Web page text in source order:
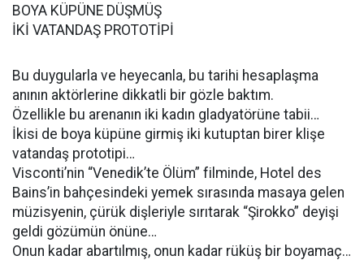
BOYA KÜPÜNE DÜŞMÜŞ
İKİ VATANDAŞ PROTOTİPİ
Bu duygularla ve heyecanla, bu tarihi hesaplaşma
anının aktörlerine dikkatli bir gözle baktım.
Özellikle bu arenanın iki kadın gladyatörüne tabii…
İkisi de boya küpüne girmiş iki kutuptan birer klişe
vatandaş prototipi…
Visconti’nin “Venedik’te Ölüm” filminde, Hotel des
Bains’in bahçesindeki yemek sırasında masaya gelen
müzisyenin, çürük dişleriyle sırıtarak “Şirokko” deyişi
geldi gözümün önüne…
Onun kadar abartılmış, onun kadar rüküş bir boyamaç…